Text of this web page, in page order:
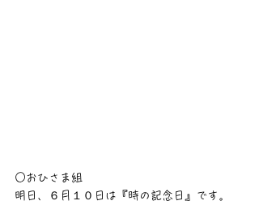
○おひさま組
明日、６月１０日は『時の記念日』です。